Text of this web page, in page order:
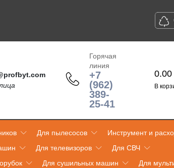
Горячая
линия
+7
(962)
389-
25-41
0.00
В
Для пылесосов
Инструмент и
Для телевизоров
Для СВЧ
Для сушильных машин
Для